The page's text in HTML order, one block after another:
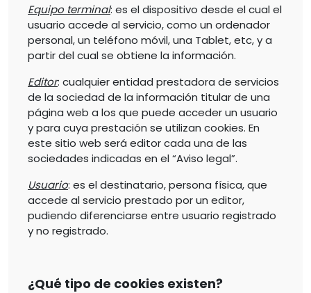
Equipo terminal: es el dispositivo desde el cual el
usuario accede al servicio, como un ordenador
personal, un teléfono móvil, una Tablet, etc, y a
partir del cual se obtiene la información.
Editor: cualquier entidad prestadora de servicios
de la sociedad de la información titular de una
página web a los que puede acceder un usuario
y para cuya prestación se utilizan cookies. En
este sitio web será editor cada una de las
sociedades indicadas en el “Aviso legal”.
Usuario: es el destinatario, persona física, que
accede al servicio prestado por un editor,
pudiendo diferenciarse entre usuario registrado
y no registrado.
¿Qué tipo de cookies existen?